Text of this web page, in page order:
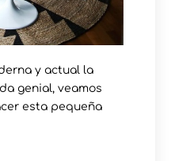
y actual la
genial, veamos
esta pequeña